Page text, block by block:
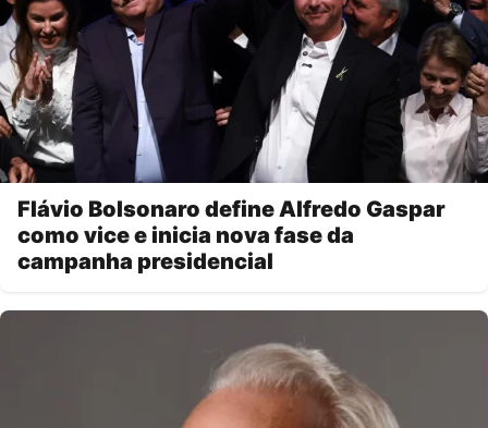
Flávio Bolsonaro define Alfredo Gaspar
como vice e inicia nova fase da
campanha presidencial